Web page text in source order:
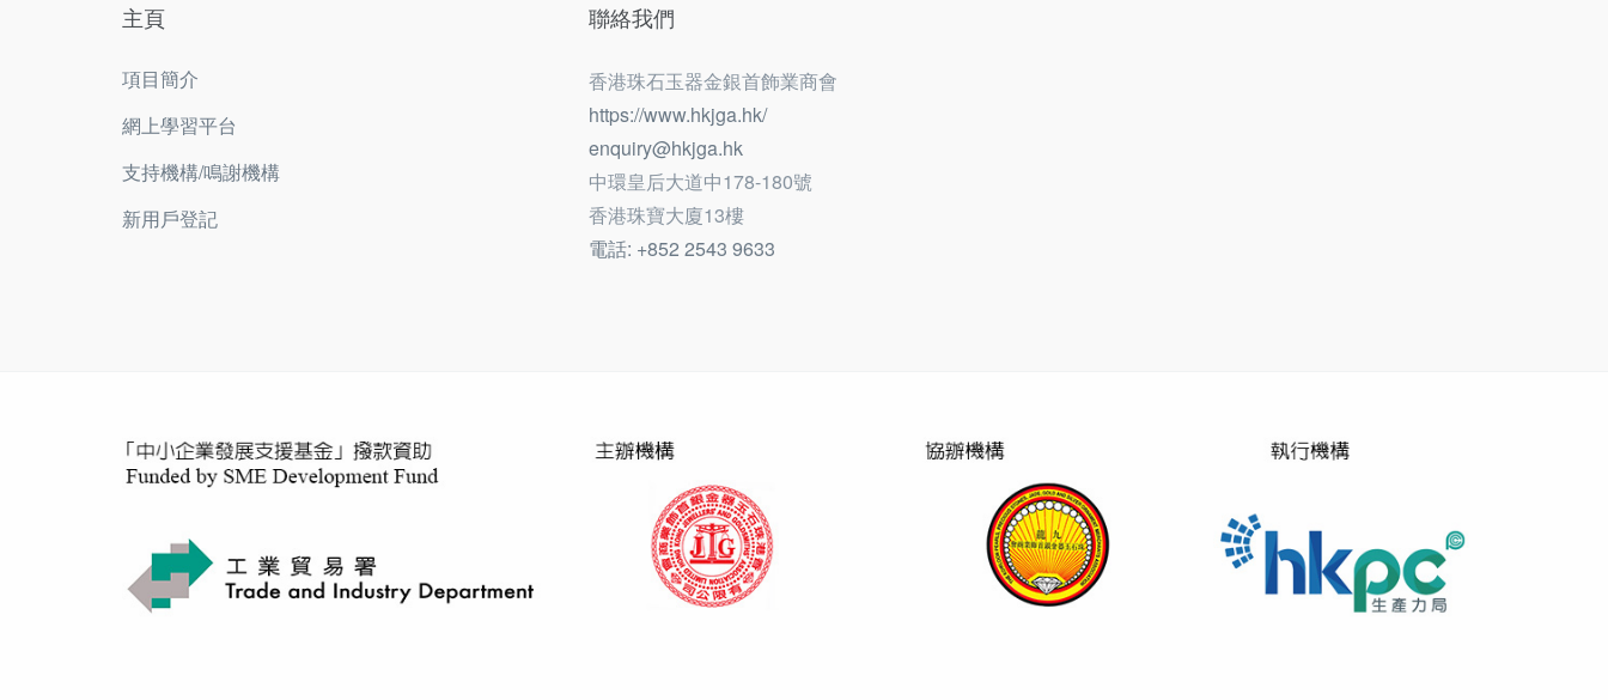
主頁
項目簡介
網上學習平台
支持機構/鳴謝機構
新用戶登記
聯絡我們
香港珠石玉器金銀首飾業商會
https://www.hkjga.hk/
enquiry@hkjga.hk
中環皇后大道中178-180號
香港珠寶大廈13樓
電話: +852 2543 9633